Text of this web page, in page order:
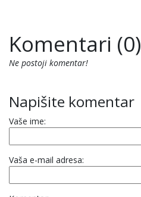
Komentari (0)
Ne postoji komentar!
Napišite komentar
Vaše ime:
Vaša e-mail adresa: